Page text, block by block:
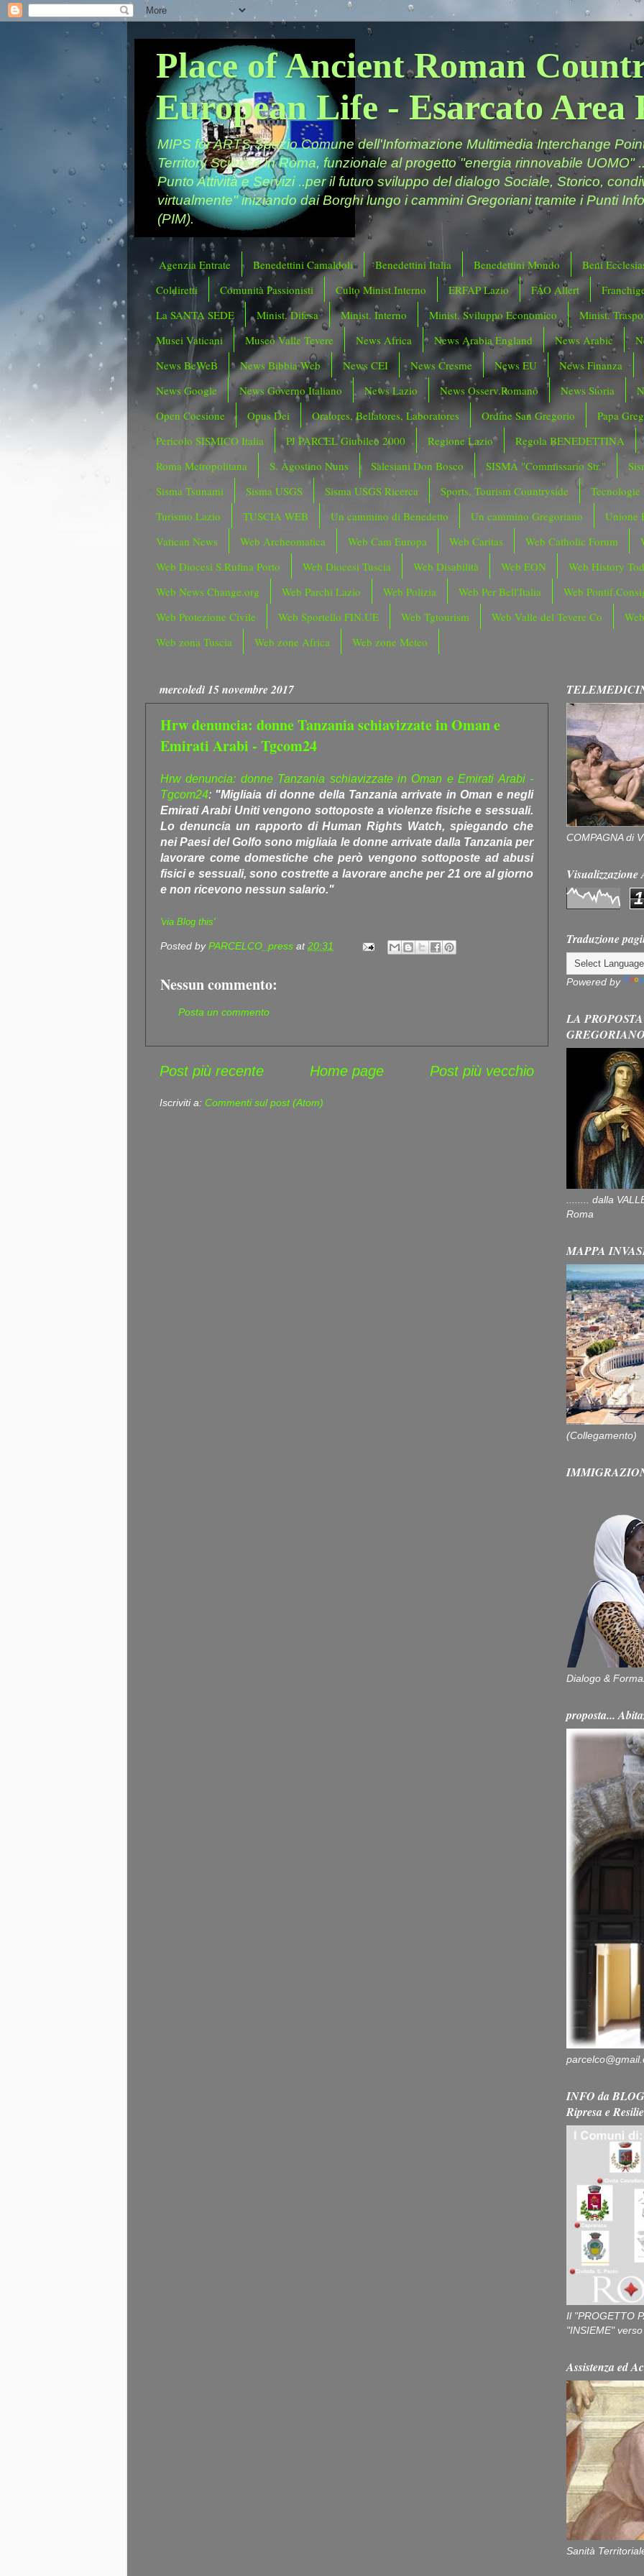
Place of Ancient Roman
European Life - Esarcato Area
MIPS for ARTS Spazio Comune dell'Informazione Multimedia Interchange
Territory Science in Roma, funzionale al progetto "energia rinnovabile UOMO"
Punto Attività e Servizi ..per il futuro sviluppo del dialogo Sociale, Storico,
virtualmente" iniziando dai Borghi lungo i cammini Gregoriani tramite i Punti
(PIM).
Agenzia Entrate Benedettini Camaldoli Benedettini Italia Benedettini Mondo
Beni
Coldiretti
Comunità Passionisti Culto Minist.Interno ERFAP Lazio FAO Allert
La SANTA SEDE
Minist. Difesa Minist. Interno Minist. Sviluppo Economico
Minist.
Musei Vaticani
Museo Valle Tevere News Africa News Arabia England News Arabic
News BeWeB
News Bibbia Web News CEI News Cresme News EU
News Finanza
News Google
News Governo Italiano News Lazio News Osserv.Romano News Storia
Open Coesione
Opus Dei Oratores, Bellatores, Laboratores Ordine San Gregorio
Papa
Pericolo SISMICO Italia
PJ PARCEL Giubileo 2000 Regione Lazio
Regola BENEDETTINA
Roma Metropolitana
S. Agostino Nuns Salesiani Don Bosco SISMA "Commissario Str."
Sisma Tsunami
Sisma USGS Sisma USGS Ricerca Sports, Tourism Countryside
Tecnologie
Turismo Lazio
TUSCIA WEB Un cammino di Benedetto Un cammino Gregoriano
Unione
Vatican News
Web Archeomatica Web Cam Europa Web Caritas Web Catholic Forum
Web Diocesi S.Rufina Porto
Web Diocesi Tuscia Web Disabilità Web EON
Web History
Web News Change.org
Web Parchi Lazio Web Polizia Web Per Bell'Italia
Web
Web Protezione Civile
Web Sportello FIN.UE Web Tgtourism Web Valle del Tevere Co
Web zona Tuscia
Web zone Africa Web zone Meteo
mercoledì 15 novembre 2017
Hrw denuncia: donne Tanzania schiavizzate in Oman e
Emirati Arabi - Tgcom24
Hrw denuncia: donne Tanzania schiavizzate in Oman e Emirati Arabi -
Tgcom24: "Migliaia di donne della Tanzania arrivate in Oman e negli
Emirati Arabi Uniti vengono sottoposte a violenze fisiche e sessuali.
Lo denuncia un rapporto di Human Rights Watch, spiegando che
nei Paesi del Golfo sono migliaia le donne arrivate dalla Tanzania per
lavorare come domestiche che però vengono sottoposte ad abusi
fisici e sessuali, sono costrette a lavorare anche per 21 ore al giorno
e non ricevono nessun salario."
'via Blog this'
Posted byPARCELCO_press at20:31
Nessun commento:
Posta un commento
Post più recente Post più vecchio
Home page
Iscriviti a: Commenti sul post (Atom)
COMPAGNA di
1
Traduzione
Powered by
LA
........ dalla
Roma
MAPPA
(Collegamento)
Dialogo &
proposta...
INFO da
Ripresa e
Il "PROGETTO
"INSIEME"
Assistenza ed
Sanità